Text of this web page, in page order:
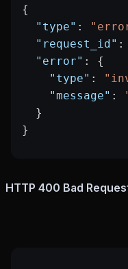
{
  "type"
:
  "request_id"
:
  "error"
: {
    "type"
:
    "message"
:
  }
}
HTTP 400 Bad